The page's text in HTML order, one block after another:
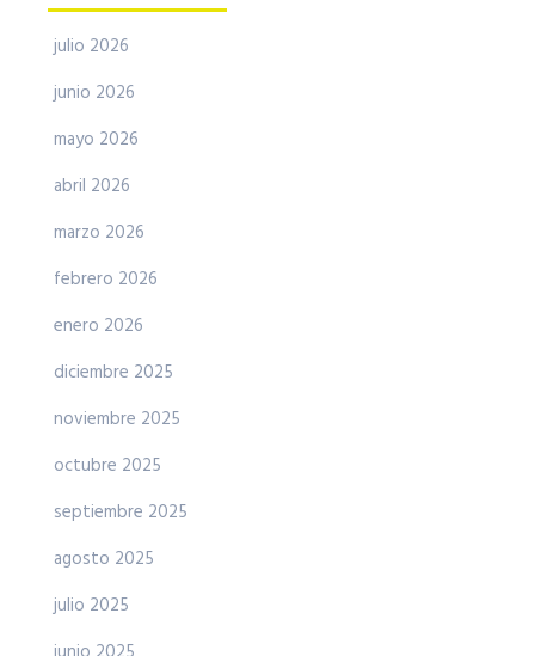
julio 2026
junio 2026
mayo 2026
abril 2026
marzo 2026
febrero 2026
enero 2026
diciembre 2025
noviembre 2025
octubre 2025
septiembre 2025
agosto 2025
julio 2025